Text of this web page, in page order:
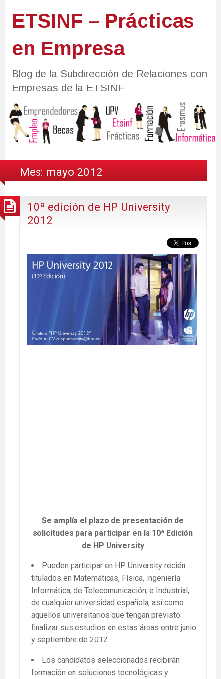
ETSINF – Prácticas
en Empresa
Blog de la Subdirección de Relaciones con
Empresas de la ETSINF
Mes: mayo 2012
10ª edición de HP University
2012
Se amplía el plazo de presentación de
solicitudes para participar en la 10ª Edición
de HP University
Pueden participar en HP University recién
titulados en Matemáticas, Física, Ingeniería
Informática, de Telecomunicación, e Industrial,
de cualquier universidad española, así como
aquellos universitarios que tengan previsto
finalizar sus estudios en estas áreas entre junio
y septiembre de 2012.
Los candidatos seleccionados recibirán
formación en soluciones tecnológicas y